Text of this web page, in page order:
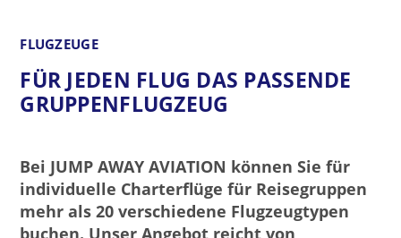
FLUGZEUGE
FÜR JEDEN FLUG DAS PASSENDE
GRUPPENFLUGZEUG
Bei JUMP AWAY AVIATION können Sie für
individuelle Charterflüge für Reisegruppen
mehr als 20 verschiedene Flugzeugtypen